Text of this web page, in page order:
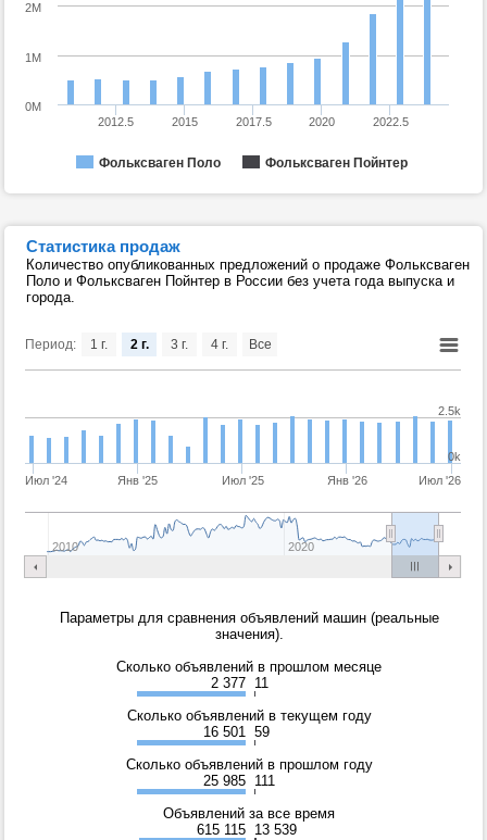
Фольксваген Поло Фольксваген Пойнтер
2012.5 2015 2017.5 2020 2022.5
0M
1M
2M
Статистика продаж
Количество опубликованных предложений о продаже Фольксваген
Поло и Фольксваген Пойнтер в России без учета года выпуска и
города.
Период:
Июл '24 Янв '25 Июл '25 Янв '26 Июл '26
2010 2020
0k
2.5k
1 г. 2 г. 3 г. 4 г. Все
Параметры для сравнения объявлений машин (реальные
значения).
Сколько объявлений в прошлом месяце
2 377 11
Сколько объявлений в текущем году
16 501 59
Сколько объявлений в прошлом году
25 985 111
Объявлений за все время
615 115 13 539